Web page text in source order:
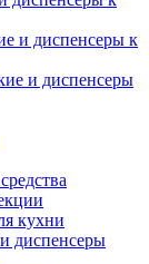
и диспенсеры к
и диспенсеры
кухни
диспенсеры